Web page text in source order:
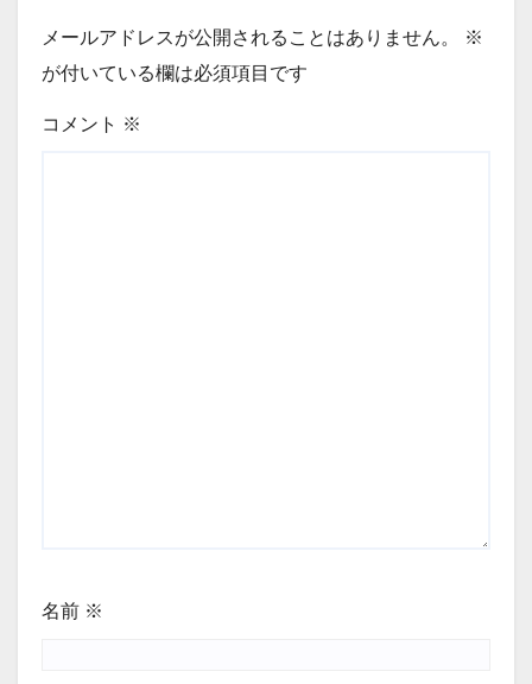
メールアドレスが公開されることはありません。
※
が付いている欄は必須項目です
コメント ※
名前 ※